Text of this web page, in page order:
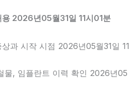
2026년05월31일 11시01분
과 시작 시점 2026년05월31일 11
물, 임플란트 이력 확인 2026년05